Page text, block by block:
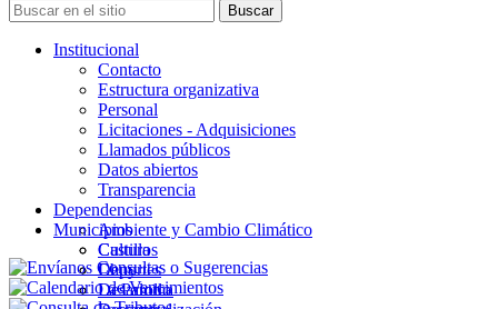
Institucional
Contacto
Estructura organizativa
Personal
Licitaciones - Adquisiciones
Llamados públicos
Datos abiertos
Transparencia
Dependencias
Ambiente y Cambio Climático
Cultura
Deportes
Desarrollo
Municipios
Castillos
Chuy
La Paloma